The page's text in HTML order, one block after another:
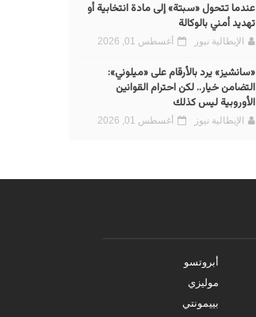
عندما تتحول «سبتة» إلى مادة انتخابية أو
تهديد أمني بالوكالة
الإيطالية نيوز أغسطس 01, 2026
«سانشيز» يرد بالأرقام على «ميلوني»:
التضامن خيار.. لكن احترام القوانين
الأوروبية ليس كذلك
الإيطالية نيوز أغسطس 01, 2026
أبروتسو
موليزي
بييمونتي